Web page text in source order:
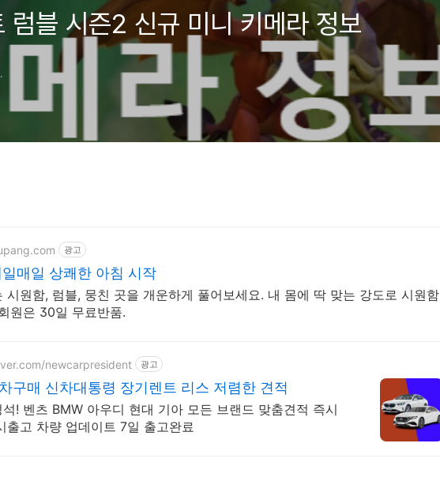
럼블 시즌2 신규 미니 키메라 정보
광고
매일 상쾌한 아침 시작
시원함, 럼블, 뭉친 곳을 개운하게 풀어보세요. 내 몸에 딱 맞는 강도로 시원함
원은 30일 무료반품.
newcarpresident 광고
구매 신차대통령 장기렌트 리스 저렴한 견적
! 벤츠 BMW 아우디 현대 기아 모든 브랜드 맞춤견적 즉시
출고 차량 업데이트 7일 출고완료